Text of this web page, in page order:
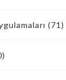
(71)